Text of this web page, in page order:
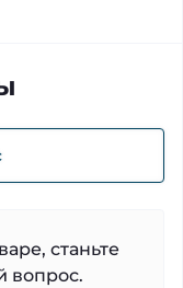
станьте
вопрос.